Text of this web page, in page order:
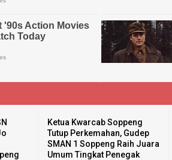
Ketua Kwarcab Soppeng
Tutup Perkemahan, Gudep
SMAN 1 Soppeng Raih Juara
Umum Tingkat Penegak